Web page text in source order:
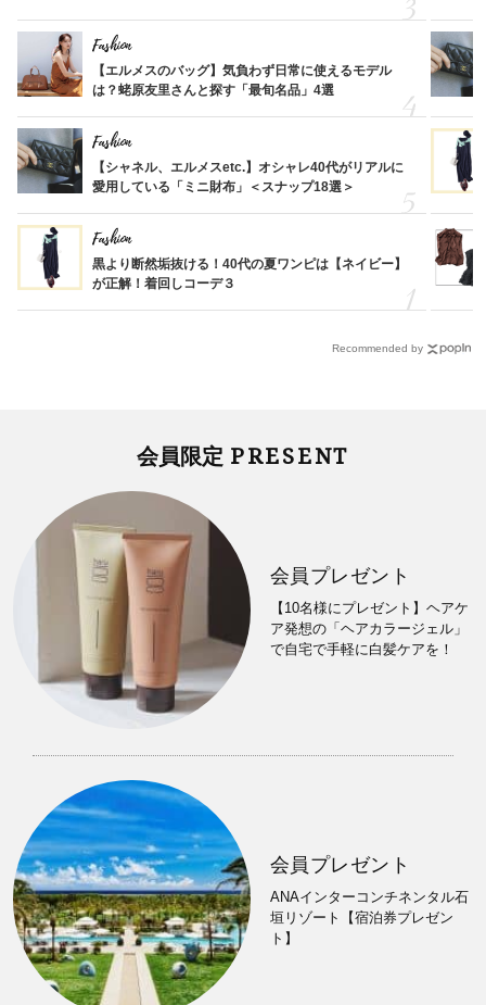
Fashion
【エルメスのバッグ】気負わず日常に使えるモデル
は？蛯原友里さんと探す「最旬名品」4選
Fashion
【シャネル、エルメスetc.】オシャレ40代がリアルに
愛用している「ミニ財布」＜スナップ18選＞
Fashion
黒より断然垢抜ける！40代の夏ワンピは【ネイビー】
が正解！着回しコーデ３
Recommended by
会員限定 PRESENT
会員プレゼント
【10名様にプレゼント】ヘアケ
ア発想の「ヘアカラージェル」
で自宅で手軽に白髪ケアを！
会員プレゼント
ANAインターコンチネンタル石
垣リゾート【宿泊券プレゼン
ト】